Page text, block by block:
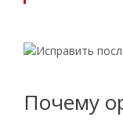
Почему